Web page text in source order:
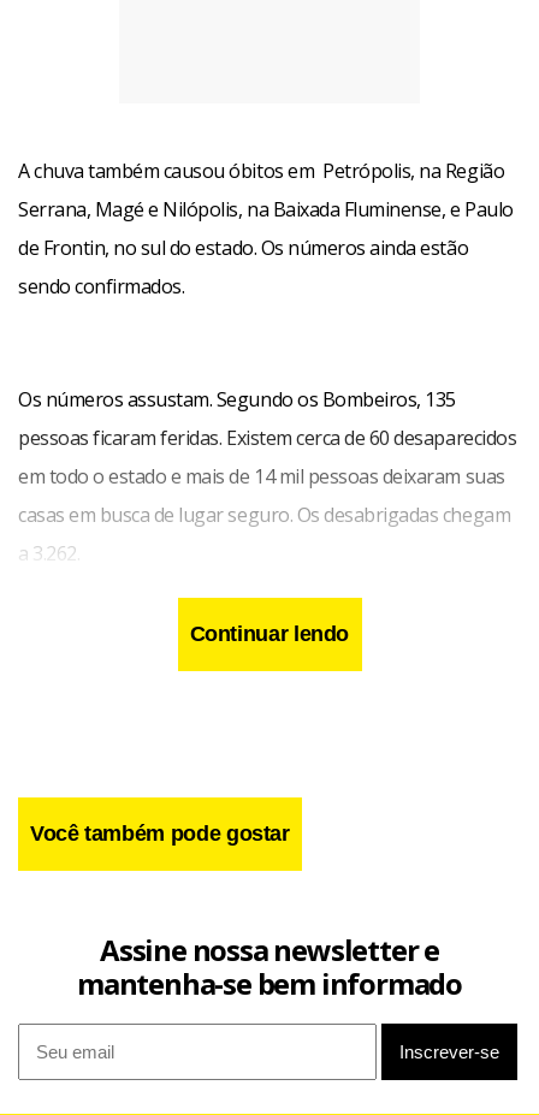
A chuva também causou óbitos em Petrópolis, na Região
Serrana, Magé e Nilópolis, na Baixada Fluminense, e Paulo
de Frontin, no sul do estado. Os números ainda estão
sendo confirmados.
Os números assustam. Segundo os Bombeiros, 135
pessoas ficaram feridas. Existem cerca de 60 desaparecidos
em todo o estado e mais de 14 mil pessoas deixaram suas
casas em busca de lugar seguro. Os desabrigadas chegam
a 3.262.
Continuar lendo
Você também pode gostar
Assine nossa newsletter e
mantenha-se bem informado